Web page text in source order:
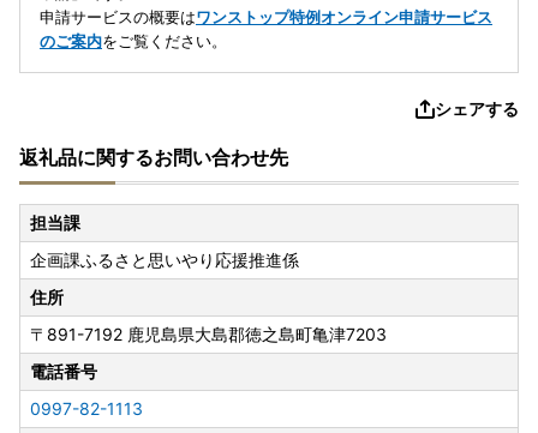
申請サービスの概要はワンストップ特例オンライン申請サービス
のご案内をご覧ください。
シェアする
返礼品に関するお問い合わせ先
担当課
企画課ふるさと思いやり応援推進係
住所
〒891-7192 鹿児島県大島郡徳之島町亀津7203
電話番号
0997-82-1113